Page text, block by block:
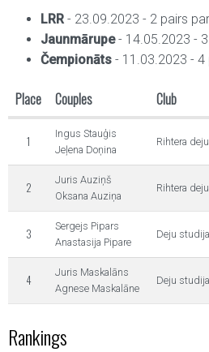
LRR - 23.09.2023 - 2 pairs
Jaunmārupe- 14.05.2023 -
Čempionāts - 11.03.2023 -
Place Couples Club
1
Ingus Stauģis
Jeļena Doņina
Rihtera
2
Juris Auziņš
Oksana Auziņa
Rihtera
3
Sergejs Pipars
Anastasija Pipare
Deju
4
Juris Maskalāns
Agnese Maskalāne
Deju
Rankings